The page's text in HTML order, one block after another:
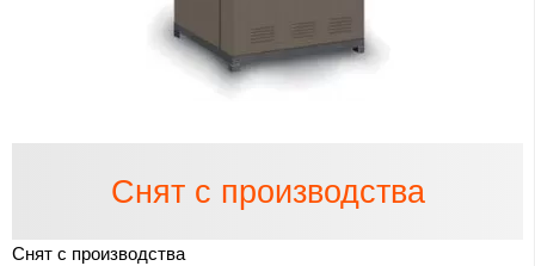
Снят с производства
Снят с производства